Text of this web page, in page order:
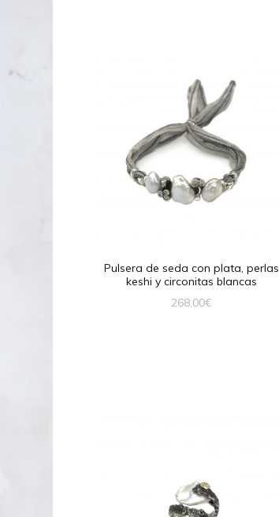
Pulsera de seda con plata, perlas
keshi y circonitas blancas
268,00€